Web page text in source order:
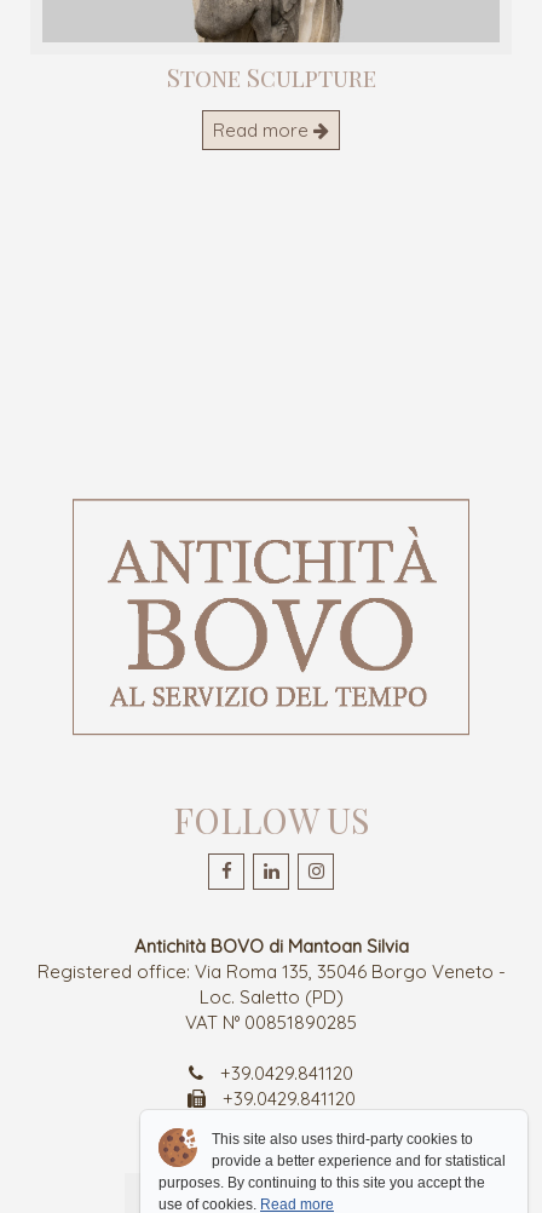
Stone Sculpture
Read more
FOLLOW US
Antichità BOVO di Mantoan Silvia
Registered office: Via Roma 135, 35046 Borgo Veneto -
Loc. Saletto (PD)
VAT N° 00851890285
+39.0429.841120
+39.0429.841120
antichitabovo@gmail.com
This site also uses third-party cookies to
provide a better experience and for statistical
purposes. By continuing to this site you accept the
use of cookies. Read more